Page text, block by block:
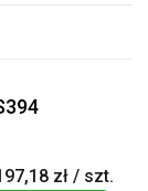
zł / szt.